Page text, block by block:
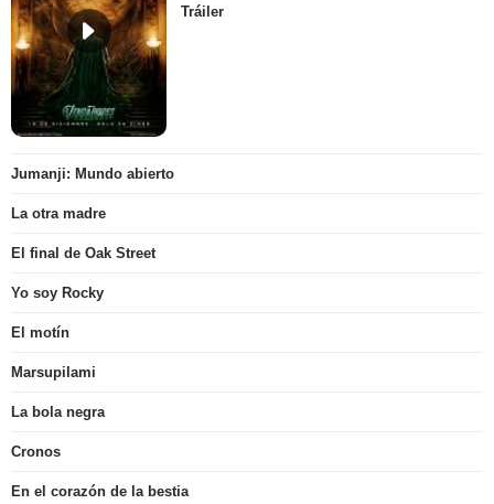
Tráiler
Jumanji: Mundo abierto
La otra madre
El final de Oak Street
Yo soy Rocky
El motín
Marsupilami
La bola negra
Cronos
En el corazón de la bestia